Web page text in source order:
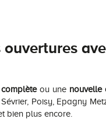
ouvertures
ou une nouvelle
Poisy, Epagny
bien plus encore.